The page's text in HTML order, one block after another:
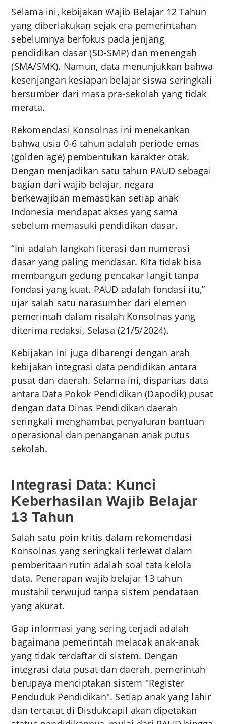
Selama ini, kebijakan Wajib Belajar 12 Tahun
yang diberlakukan sejak era pemerintahan
sebelumnya berfokus pada jenjang
pendidikan dasar (SD-SMP) dan menengah
(SMA/SMK). Namun, data menunjukkan bahwa
kesenjangan kesiapan belajar siswa seringkali
bersumber dari masa pra-sekolah yang tidak
merata.
Rekomendasi Konsolnas ini menekankan
bahwa usia 0-6 tahun adalah periode emas
(golden age) pembentukan karakter otak.
Dengan menjadikan satu tahun PAUD sebagai
bagian dari wajib belajar, negara
berkewajiban memastikan setiap anak
Indonesia mendapat akses yang sama
sebelum memasuki pendidikan dasar.
“Ini adalah langkah literasi dan numerasi
dasar yang paling mendasar. Kita tidak bisa
membangun gedung pencakar langit tanpa
fondasi yang kuat. PAUD adalah fondasi itu,”
ujar salah satu narasumber dari elemen
pemerintah dalam risalah Konsolnas yang
diterima redaksi, Selasa (21/5/2024).
Kebijakan ini juga dibarengi dengan arah
kebijakan integrasi data pendidikan antara
pusat dan daerah. Selama ini, disparitas data
antara Data Pokok Pendidikan (Dapodik) pusat
dengan data Dinas Pendidikan daerah
seringkali menghambat penyaluran bantuan
operasional dan penanganan anak putus
sekolah.
Integrasi Data: Kunci
Keberhasilan Wajib Belajar
13 Tahun
Salah satu poin kritis dalam rekomendasi
Konsolnas yang seringkali terlewat dalam
pemberitaan rutin adalah soal tata kelola
data. Penerapan wajib belajar 13 tahun
mustahil terwujud tanpa sistem pendataan
yang akurat.
Gap informasi yang sering terjadi adalah
bagaimana pemerintah melacak anak-anak
yang tidak terdaftar di sistem. Dengan
integrasi data pusat dan daerah, pemerintah
berupaya menciptakan sistem "Register
Penduduk Pendidikan". Setiap anak yang lahir
dan tercatat di Disdukcapil akan dipetakan